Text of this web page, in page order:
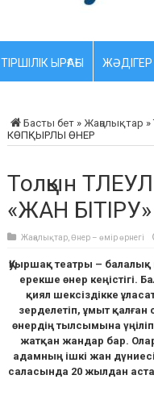
ТІРШІЛІК ЫРҒАҒЫ ЖӘДІГЕР
Басты бет » Жаңалықтар »
КӨПҚЫРЛЫ ӨНЕР
Толқын
«ЖАН
Жаңалықтар Өнер – өмір өрнегі
Қуыршақ театры –
ерекше өнер кеңістігі.
қиял шексіздікке
зерделетіп, ұмыт қалған
өнердің тылсымына
жатқан жандар бар.
адамның ішкі жан
саласында 20 жылдан